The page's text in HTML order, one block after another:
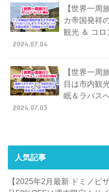
【世界一周
カ帝国発祥
観光 ＆ コロ
2024.07.04
【世界一周
目は市内観
眠＆ラパス
2024.07.03
人気記事
【2025年2月最新 ドミノピ